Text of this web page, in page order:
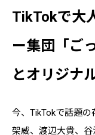
TikTokで大
ー集団「ご
とオリジナ
今、TikTokで話題
架威、渡辺大貴、